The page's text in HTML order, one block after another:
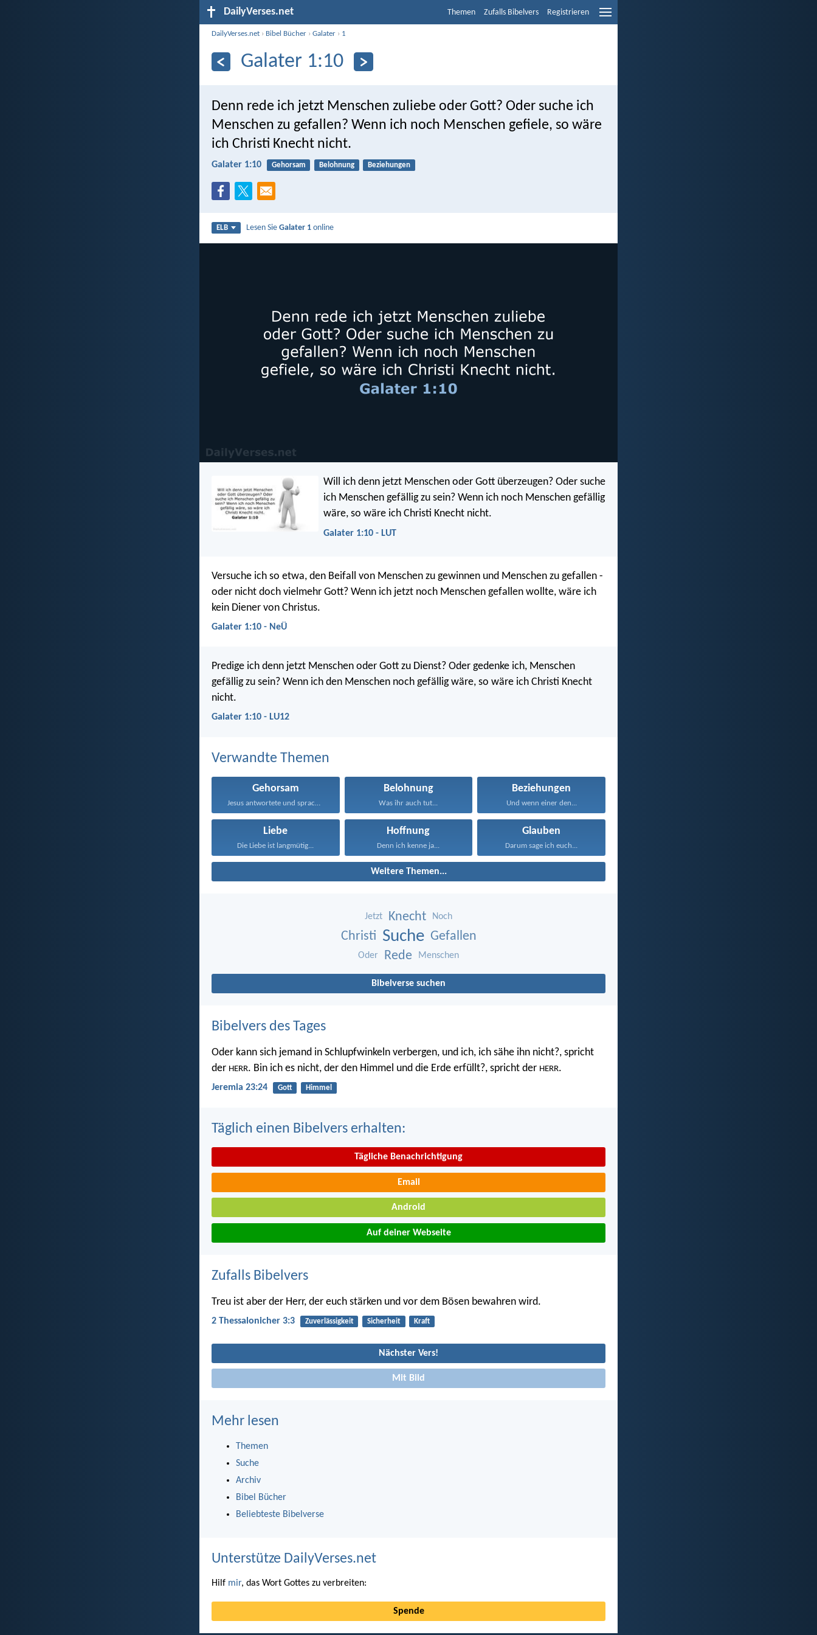
DailyVerses.net Themen Zufalls Bibelvers Registrieren
DailyVerses.net › Bibel Bücher ›Galater › 1
Galater 1:10
Denn rede ich jetzt Menschen zuliebe oder Gott? Oder suche ich
Menschen zu gefallen? Wenn ich noch Menschen gefiele, so wäre
ich Christi Knecht nicht.
Galater 1:10 Gehorsam Belohnung Beziehungen
ELB Lesen SieGalater 1 online
Will ich denn jetzt Menschen oder Gott überzeugen? Oder suche
ich Menschen gefällig zu sein? Wenn ich noch Menschen gefällig
wäre, so wäre ich Christi Knecht nicht.
Galater 1:10 - LUT
Versuche ich so etwa, den Beifall von Menschen zu gewinnen und Menschen zu gefallen -
oder nicht doch vielmehr Gott? Wenn ich jetzt noch Menschen gefallen wollte, wäre ich
kein Diener von Christus.
Galater 1:10 - NeÜ
Predige ich denn jetzt Menschen oder Gott zu Dienst? Oder gedenke ich, Menschen
gefällig zu sein? Wenn ich den Menschen noch gefällig wäre, so wäre ich Christi Knecht
nicht.
Galater 1:10 - LU12
Verwandte Themen
Gehorsam
Jesus antwortete und sprach...
Belohnung
Was ihr auch tut...
Beziehungen
Und wenn einer den...
Liebe
Die Liebe ist langmütig...
Hoffnung
Denn ich kenne ja...
Glauben
Darum sage ich euch...
Weitere Themen...
Jetzt Knecht Noch
Christi Suche Gefallen
Oder Rede Menschen
Bibelverse suchen
Bibelvers des Tages
Oder kann sich jemand in Schlupfwinkeln verbergen, und ich, ich sähe ihn nicht?, spricht
der HERR. Bin ich es nicht, der den Himmel und die Erde erfüllt?, spricht der HERR.
Jeremia 23:24 Gott Himmel
Täglich einen Bibelvers erhalten:
Tägliche Benachrichtigung
Email
Android
Auf deiner Webseite
Zufalls Bibelvers
Treu ist aber der Herr, der euch stärken und vor dem Bösen bewahren wird.
2 Thessalonicher 3:3 Zuverlässigkeit Sicherheit Kraft
Nächster Vers!
Mit Bild
Mehr lesen
Themen
Suche
Archiv
Bibel Bücher
Beliebteste Bibelverse
Unterstütze DailyVerses.net
Hilf mir, das Wort Gottes zu verbreiten:
Spende